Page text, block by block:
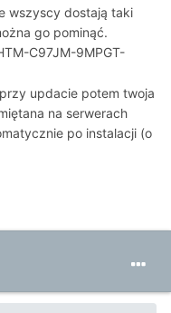
wszyscy dostają taki
go pominąć.
C97JM-9MPGT-
updacie potem twoja
na serwerach
po instalacji (o